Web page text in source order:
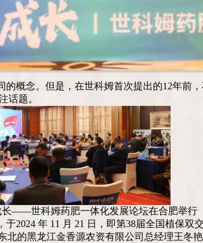
概念。 但是，在世科姆首次提出的12年前
话题。
长——世科姆药肥一体化发展论坛在合肥举行
2024 年 11 月 21 日，即第38届全国植保
的黑龙江金香源农资有限公司总经理王冬